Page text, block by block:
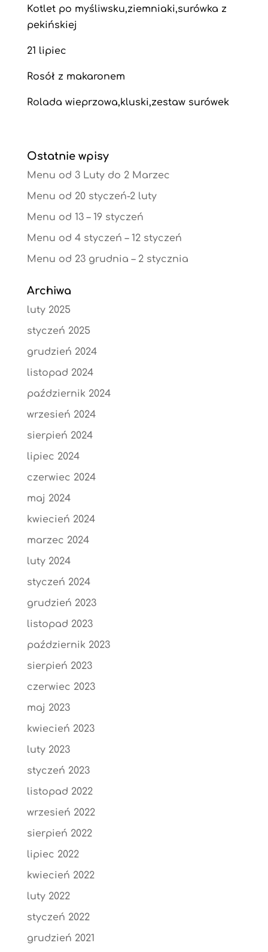
Kotlet po myśliwsku,ziemniaki,surówka z
pekińskiej
21 lipiec
Rosół z makaronem
Rolada wieprzowa,kluski,zestaw surówek
Ostatnie wpisy
Menu od 3 Luty do 2 Marzec
Menu od 20 styczeń-2 luty
Menu od 13 – 19 styczeń
Menu od 4 styczeń – 12 styczeń
Menu od 23 grudnia – 2 stycznia
Archiwa
luty 2025
styczeń 2025
grudzień 2024
listopad 2024
październik 2024
wrzesień 2024
sierpień 2024
lipiec 2024
czerwiec 2024
maj 2024
kwiecień 2024
marzec 2024
luty 2024
styczeń 2024
grudzień 2023
listopad 2023
październik 2023
sierpień 2023
czerwiec 2023
maj 2023
kwiecień 2023
luty 2023
styczeń 2023
listopad 2022
wrzesień 2022
sierpień 2022
lipiec 2022
kwiecień 2022
luty 2022
styczeń 2022
grudzień 2021